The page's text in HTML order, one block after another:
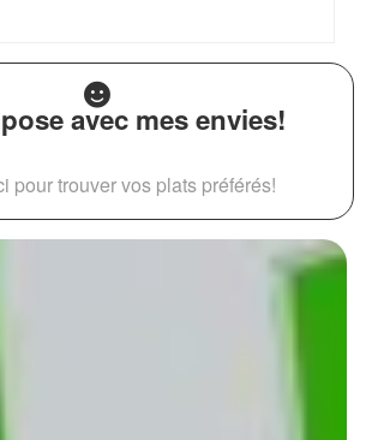
avec mes envies!
pour trouver vos plats préférés!